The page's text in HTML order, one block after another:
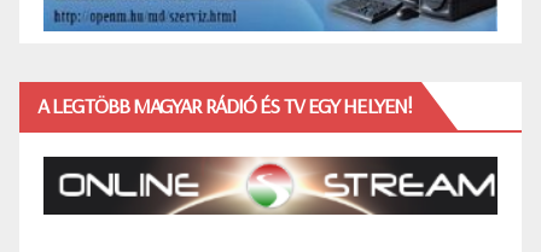
A LEGTÖBB MAGYAR RÁDIÓ ÉS TV EGY HELYEN!